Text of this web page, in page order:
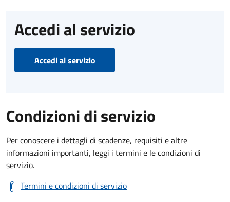
Accedi al servizio
Accedi al servizio
Condizioni di servizio
Per conoscere i dettagli di scadenze, requisiti e altre
informazioni importanti, leggi i termini e le condizioni di
servizio.
Termini e condizioni di servizio